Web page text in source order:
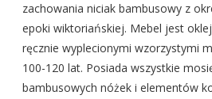
zachowania niciak bambusowy z
epoki wiktoriańskiej. Mebel jest
ręcznie wyplecionymi wzorzystymi
100-120 lat. Posiada wszystkie
bambusowych nóżek i elementów